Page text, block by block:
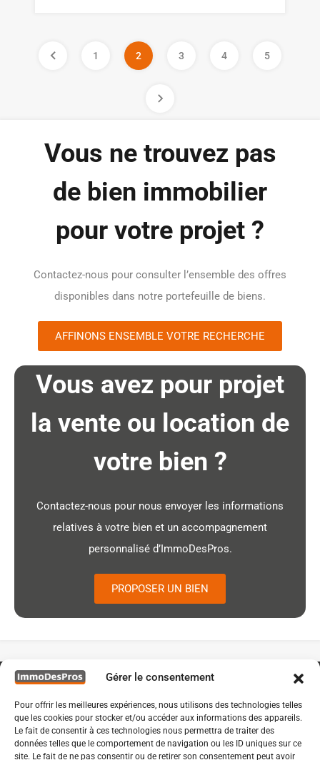
Gérer le consentement
Pour offrir les meilleures expériences, nous utilisons des technologies telles
que les cookies pour stocker et/ou accéder aux informations des appareils.
Le fait de consentir à ces technologies nous permettra de traiter des
données telles que le comportement de navigation ou les ID uniques sur ce
site. Le fait de ne pas consentir ou de retirer son consentement peut avoir
1 2 3 4 5
Vous ne trouvez pas
de bien immobilier
pour votre projet ?
Contactez-nous pour consulter l’ensemble des offres
disponibles dans notre portefeuille de biens.
AFFINONS ENSEMBLE VOTRE RECHERCHE
Vous avez pour projet
la vente ou location de
votre bien ?
Contactez-nous pour nous envoyer les informations
relatives à votre bien et un accompagnement
personnalisé d’ImmoDesPros.
PROPOSER UN BIEN